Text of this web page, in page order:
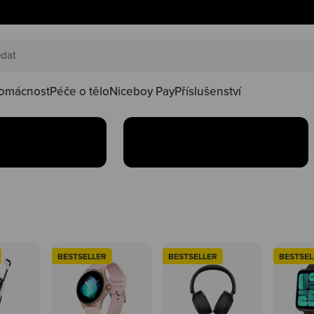
Péče o těloNiceboy PayPříslušenství
happy
ve
Projdi si náš happy
Koupit
BESTSELLER BESTSELLER